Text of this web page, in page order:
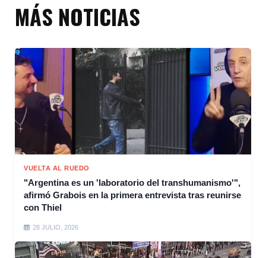
MÁS NOTICIAS
VUELTA AL RUEDO
"Argentina es un 'laboratorio del transhumanismo'",
afirmó Grabois en la primera entrevista tras reunirse
con Thiel
28 JULIO, 2026